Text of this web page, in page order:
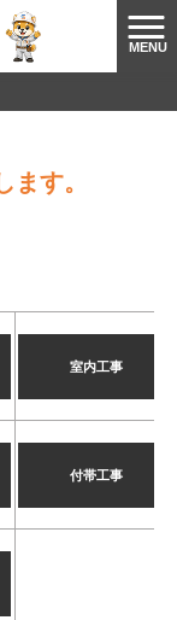
MENU
す。
室内工事
付帯工事